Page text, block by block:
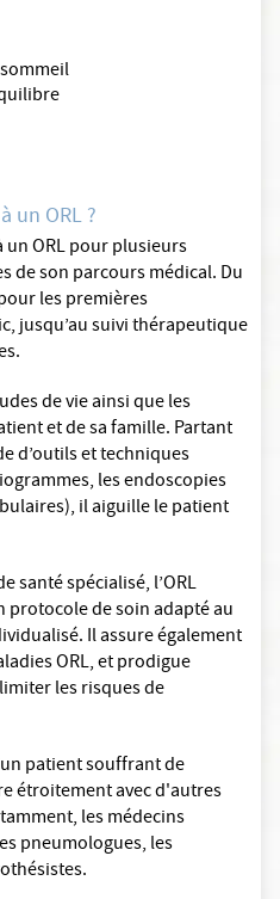
un ORL ?
ORL pour plusieurs
de son parcours médical. Du
les premières
jusqu’au suivi thérapeutique
de vie ainsi que les
et de sa famille. Partant
d’outils et techniques
les endoscopies
il aiguille le patient
santé spécialisé, l’ORL
protocole de soin adapté au
Il assure également
ORL, et prodigue
les risques de
patient souffrant de
étroitement avec d'autres
les médecins
pneumologues, les